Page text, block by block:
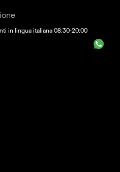
in lingua italiana 08:30-20:00